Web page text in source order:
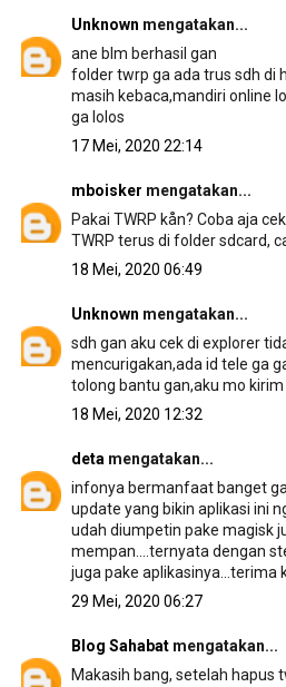
Unknown mengatakan...
ane blm berhasil gan
folder twrp ga ada trus sdh di
masih kebaca,mandiri online
ga lolos
17 Mei, 2020 22:14
mboisker mengatakan...
Pakai TWRP kån? Coba aja
TWRP terus di folder sdcard,
18 Mei, 2020 06:49
Unknown mengatakan...
sdh gan aku cek di explorer
mencurigakan,ada id tele ga
tolong bantu gan,aku mo
18 Mei, 2020 12:32
deta mengatakan...
infonya bermanfaat banget
update yang bikin aplikasi ini
udah diumpetin pake magisk
mempan....ternyata dengan
juga pake aplikasinya...terima
29 Mei, 2020 06:27
Blog Sahabatmengatakan...
Makasih bang, setelah hapus